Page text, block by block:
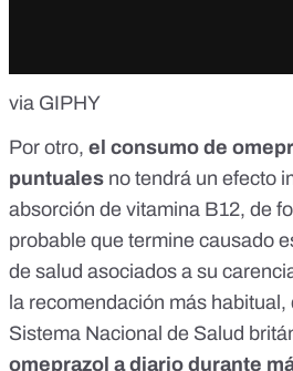
via GIPHY
Por otro, el consumo de
puntuales no tendrá un efecto
absorción de vitamina B12, de
probable que termine causado
de salud asociados a su
la recomendación más habitual,
Sistema Nacional de Salud
omeprazol a diario durante